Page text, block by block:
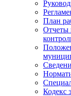
План
Отчеты
Кодекс